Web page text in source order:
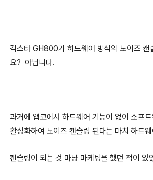
긱스타 GH800가 하드웨어 방식의 노이즈 캔
요? 아닙니다.
과거에 앱코에서 하드웨어 기능이 없이 소프
활성화하여 노이즈 캔슬링 된다는 마치 하드
캔슬링이 되는 것 마냥 마케팅을 했던 적이 있